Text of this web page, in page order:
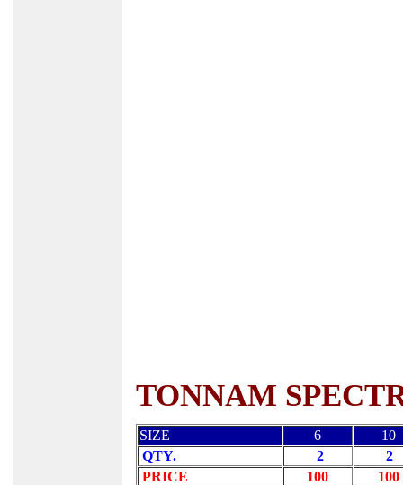
TONNAM
SIZE 6
10
QTY.
2
2
PRICE
100 100